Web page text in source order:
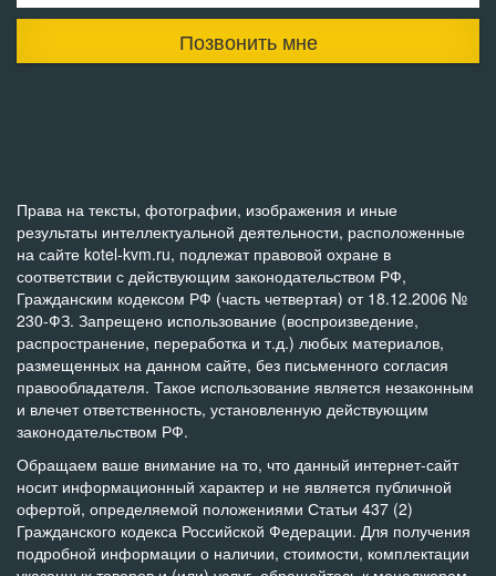
Позвонить мне
Права на тексты, фотографии, изображения и иные
результаты интеллектуальной деятельности, расположенные
на сайте kotel-kvm.ru, подлежат правовой охране в
соответствии с действующим законодательством РФ,
Гражданским кодексом РФ (часть четвертая) от 18.12.2006 №
230-ФЗ. Запрещено использование (воспроизведение,
распространение, переработка и т.д.) любых материалов,
размещенных на данном сайте, без письменного согласия
правообладателя. Такое использование является незаконным
и влечет ответственность, установленную действующим
законодательством РФ.
Обращаем ваше внимание на то, что данный интернет-сайт
носит информационный характер и не является публичной
офертой, определяемой положениями Статьи 437 (2)
Гражданского кодекса Российской Федерации. Для получения
подробной информации о наличии, стоимости, комплектации